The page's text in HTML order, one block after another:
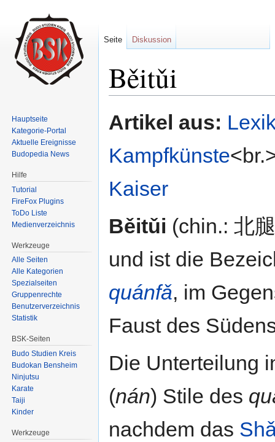
Běitǔi
Artikel aus:
Kampfkünste
Kaiser
Běitǔi (chin.: 北
und ist die
quánfǎ, im
Faust des
Die Unterteilung
(nán) Stile des
nachdem das
Seite Diskussion
Hauptseite
Kategorie-Portal
Aktuelle Ereignisse
Budopedia News
Hilfe
Tutorial
FireFox Plugins
ToDo Liste
Medienverzeichnis
Werkzeuge
Alle Seiten
Alle Kategorien
Spezialseiten
Gruppenrechte
Benutzerverzeichnis
Statistik
BSK-Seiten
Budo Studien Kreis
Budokan Bensheim
Ninjutsu
Karate
Taiji
Kinder
Werkzeuge